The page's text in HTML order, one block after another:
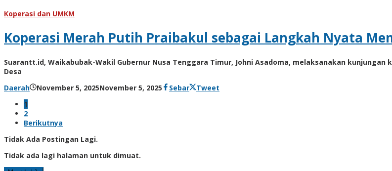
Koperasi dan UMKM
Koperasi Merah Putih Praibakul sebagai Langkah Nyata
Suarantt.id, Waikabubak-Wakil Gubernur Nusa Tenggara Timur, Johni Asadoma, melaksanakan
Desa
Daerah
November 5, 2025November 5, 2025 olehSebar
Tweet
1
2
Berikutnya
Tidak Ada Postingan Lagi.
Tidak ada lagi halaman untuk dimuat.